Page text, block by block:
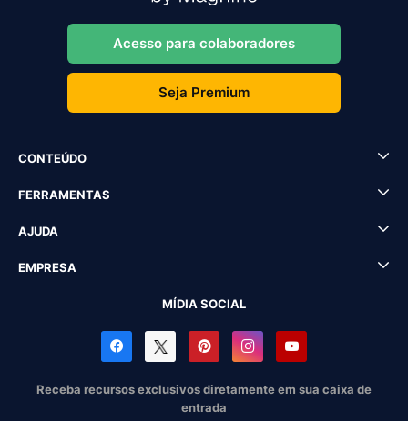
Acesso para colaboradores
Seja Premium
CONTEÚDO
FERRAMENTAS
AJUDA
EMPRESA
MÍDIA SOCIAL
Receba recursos exclusivos diretamente em sua caixa de
entrada